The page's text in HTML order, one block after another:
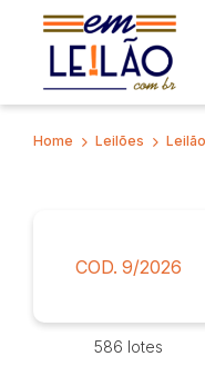
Busca por palavra-
Home Leilões
COD. 9/2026
586 lotes